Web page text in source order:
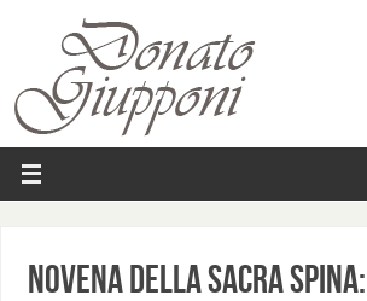
Novena della Sacra Spina: